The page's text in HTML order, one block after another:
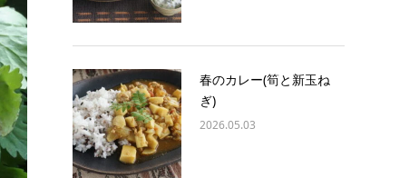
春のカレー(筍と新玉ね
ぎ)
2026.05.03